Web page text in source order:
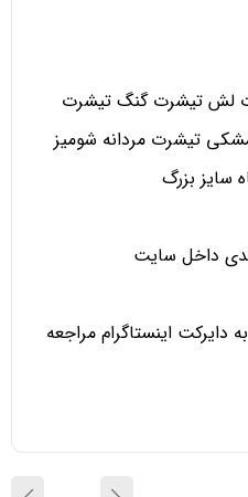
لش تیشرت گنگ تیشرت
تیشرت مردانه شومیز
سایز بزرگ
داخل سایت
برای سفارش سایز بزرگتر از 50 به دایرکت اینستاگرام مراجعه